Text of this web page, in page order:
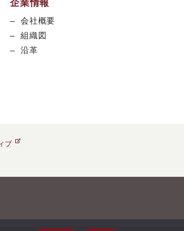
企業情報
会社概要
組織図
沿革
ブ